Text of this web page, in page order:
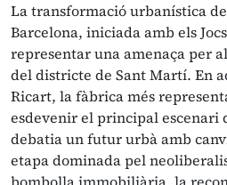
La transformació urbanística
Barcelona, iniciada amb els
representar una amenaça per
del districte de Sant Martí. En
Ricart, la fàbrica més
esdevenir el principal escenari
debatia un futur urbà amb
etapa dominada pel